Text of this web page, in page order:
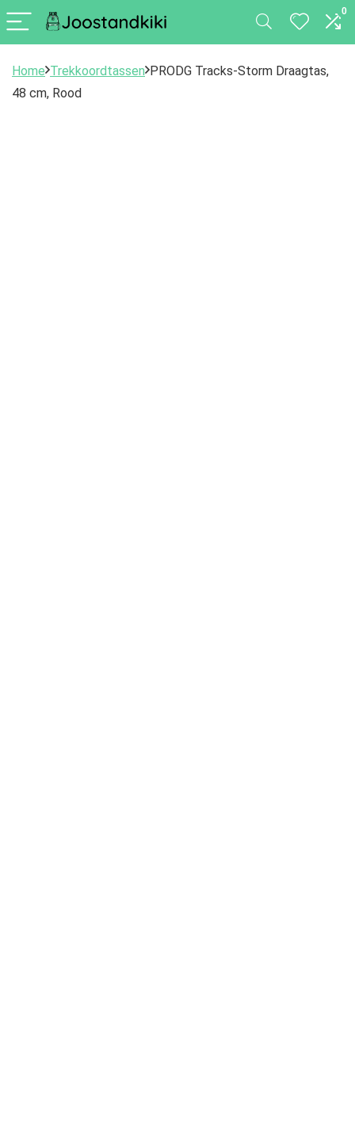
0
Home Trekkoordtassen PRODG Tracks-Storm Draagtas,
48 cm, Rood